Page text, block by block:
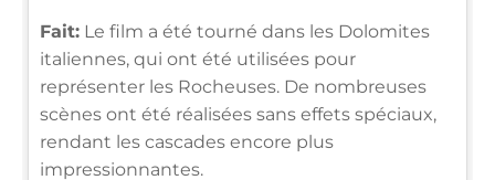
Fait: Le film a été tourné dans les Dolomites
italiennes, qui ont été utilisées pour
représenter les Rocheuses. De nombreuses
scènes ont été réalisées sans effets spéciaux,
rendant les cascades encore plus
impressionnantes.